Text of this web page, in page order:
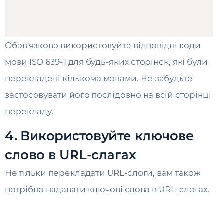
Обов'язково використовуйте відповідні коди
мови ISO 639-1 для будь-яких сторінок, які були
перекладені кількома мовами. Не забудьте
застосовувати його послідовно на всій сторінці
перекладу.
4. Використовуйте ключове
слово в URL-слагах
Не тільки перекладати URL-слоги, вам також
потрібно надавати ключові слова в URL-слогах.